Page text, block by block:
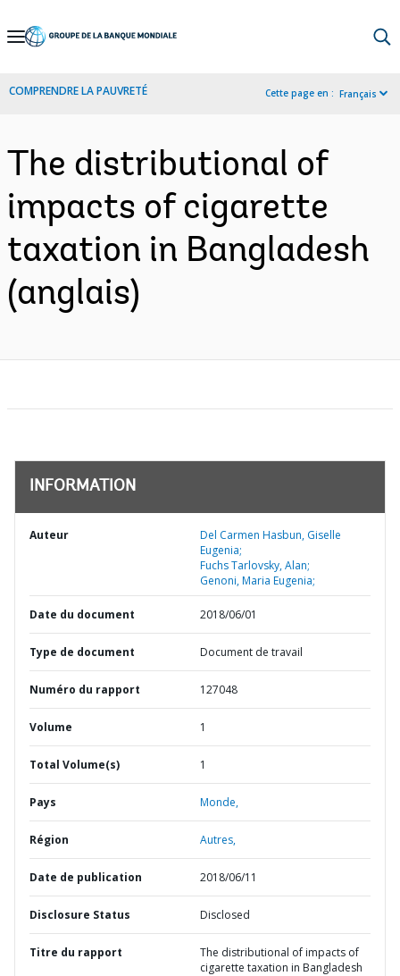
Skip
Navigation
COMPRENDRE LA PAUVRETÉ Cette page en : Français
The distributional of
impacts of cigarette
taxation in Bangladesh
(anglais)
INFORMATION
Auteur
Del Carmen Hasbun, Giselle
Eugenia;
Fuchs Tarlovsky, Alan;
Genoni, Maria Eugenia;
Date du document 2018/06/01
Type de document Document de travail
Numéro du rapport 127048
Volume 1
Total Volume(s) 1
Pays Monde,
Région Autres,
Date de publication 2018/06/11
Disclosure Status Disclosed
Titre du rapport
The distributional of impacts of
cigarette taxation in Bangladesh